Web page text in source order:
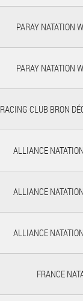
PARAY NATATION
PARAY NATATION
RACING CLUB BRON
ALLIANCE
ALLIANCE
ALLIANCE
FRANCE